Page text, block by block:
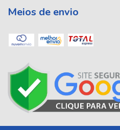
Meios de envio